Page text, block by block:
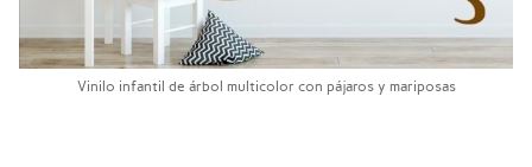
Vinilo infantil de árbol multicolor con pájaros y mariposas